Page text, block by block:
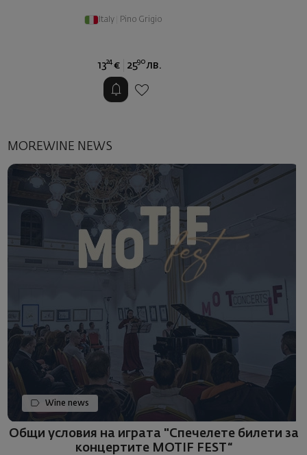
Italy Pino Grigio
1324 € 2590 лв.
MOREWINE NEWS
Wine news
Общи условия на играта "Спечелете билети за
концертите MOTIF FEST“